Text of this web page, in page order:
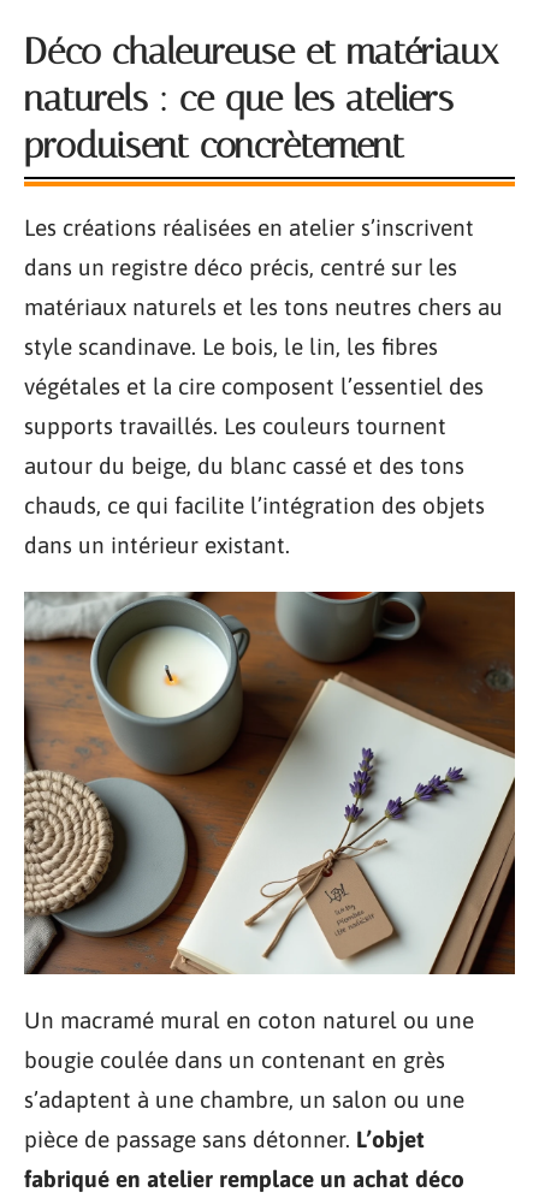
Déco chaleureuse et matériaux
naturels : ce que les ateliers
produisent concrètement
Les créations réalisées en atelier s’inscrivent
dans un registre déco précis, centré sur les
matériaux naturels et les tons neutres chers au
style scandinave. Le bois, le lin, les fibres
végétales et la cire composent l’essentiel des
supports travaillés. Les couleurs tournent
autour du beige, du blanc cassé et des tons
chauds, ce qui facilite l’intégration des objets
dans un intérieur existant.
Un macramé mural en coton naturel ou une
bougie coulée dans un contenant en grès
s’adaptent à une chambre, un salon ou une
pièce de passage sans détonner. L’objet
fabriqué en atelier remplace un achat déco